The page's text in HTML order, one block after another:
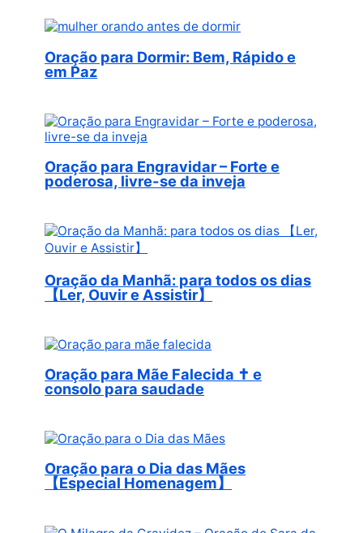
Oração para Dormir: Bem, Rápido e
em Paz
Oração para Engravidar – Forte e
poderosa, livre-se da inveja
Oração da Manhã: para todos os dias
【Ler, Ouvir e Assistir】
Oração para Mãe Falecida ✝︎ e
consolo para saudade
Oração para o Dia das Mães
【Especial Homenagem】